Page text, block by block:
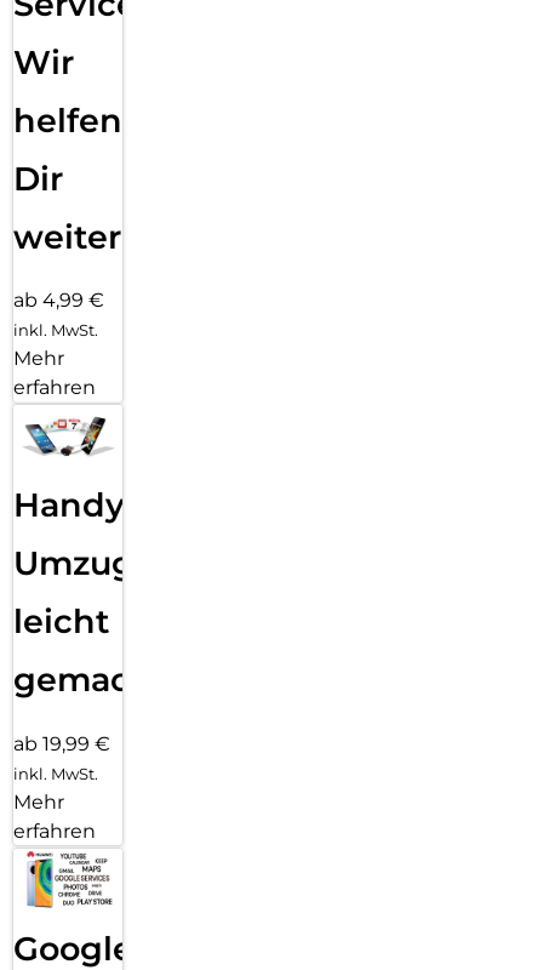
Wir
helfen
Dir
weiter
ab 4,99 €
inkl. MwSt.
Mehr
erfahren
Handy
Umzug
leicht
gemacht!
ab 19,99 €
inkl. MwSt.
Mehr
erfahren
Google